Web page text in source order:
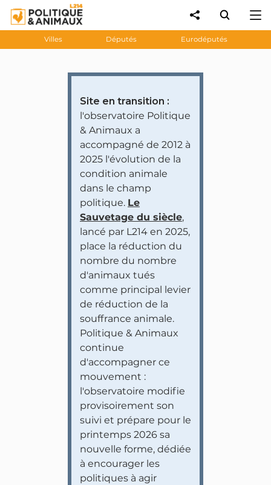
Villes Députés Eurodéputés
Site en transition :
l'observatoire Politique
& Animaux a
accompagné de 2012 à
2025 l'évolution de la
condition animale
dans le champ
politique. Le
Sauvetage du siècle,
lancé par L214 en 2025,
place la réduction du
nombre du nombre
d'animaux tués
comme principal levier
de réduction de la
souffrance animale.
Politique & Animaux
continue
d'accompagner ce
mouvement :
l'observatoire modifie
provisoirement son
suivi et prépare pour le
printemps 2026 sa
nouvelle forme, dédiée
à encourager les
politiques à agir